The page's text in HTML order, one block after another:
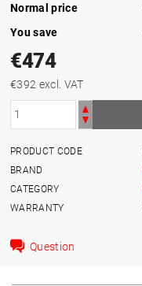
Normal price
You save
€474
€392 excl. VAT
PRODUCT CODE
BRAND
CATEGORY
WARRANTY
Question